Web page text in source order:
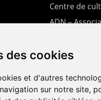
des cookies
et d'autres
sur notre site,
Centre de
ADN –